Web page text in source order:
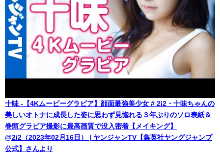
十味 -【4Kムービーグラビア】顔面最強美少女 # 2i2・十味ちゃんの
美しいオトナに成長した姿に思わず見惚れる３年ぶりのソロ表紙＆
巻頭グラビア撮影に最高画質で没入密着【メイキング】
@2i2（2023年02月16日） | ヤンジャンTV【集英社ヤングジャンプ
公式】さんより